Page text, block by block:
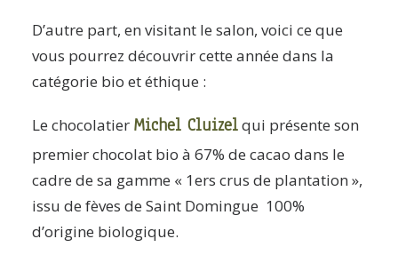
D’autre part, en visitant le salon, voici ce que
vous pourrez découvrir cette année dans la
catégorie bio et éthique :
Le chocolatier Michel Cluizelqui présente son
premier chocolat bio à 67% de cacao dans le
cadre de sa gamme « 1ers crus de plantation »,
issu de fèves de Saint Domingue 100%
d’origine biologique.